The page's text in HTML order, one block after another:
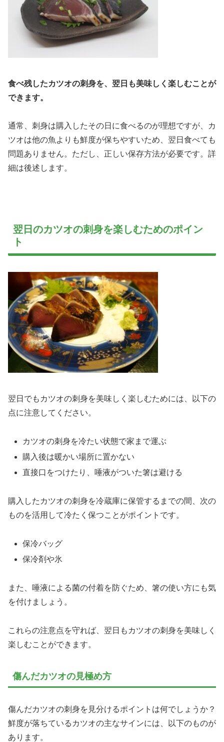
食べ残したカツオの刺身を、翌日も美味しく楽しむことが
できます。
通常、刺身は購入したその日に食べるのが理想ですが、カ
ツオは他の魚よりも鮮度が保ちやすいため、翌日食べても
問題ありません。ただし、正しい保存方法が必要です。詳
細は後述します。
翌日のカツオの刺身を楽しむためのポイン
ト
翌日でもカツオの刺身を美味しく楽しむためには、以下の
点に注意してください。
カツオの刺身を冷たい状態で家まで運ぶ
購入後は暖かい場所に置かない
直接口をつけたり、唾液がついた箸は避ける
購入したカツオの刺身を冷蔵庫に保管するまでの間、次の
ものを活用して冷たく保つことがポイントです。
保冷バッグ
保冷剤や氷
また、唾液による菌の付着を防ぐため、箸の使い方にも気
を付けましょう。
これらの注意点を守れば、翌日もカツオの刺身を美味しく
楽しむことができます。
傷んだカツオの見極め方
傷んだカツオの刺身を見分けるポイントは何でしょうか？
鮮度が落ちているカツオの主なサインには、以下のものが
あります。